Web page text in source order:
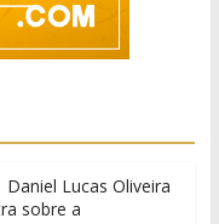
Lucas Oliveira
sobre a